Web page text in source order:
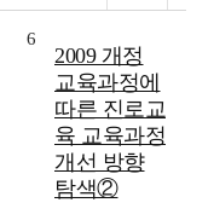
6
2009 개정
교육과정에
따른 진로교
육 교육과정
개선 방향
탐색②